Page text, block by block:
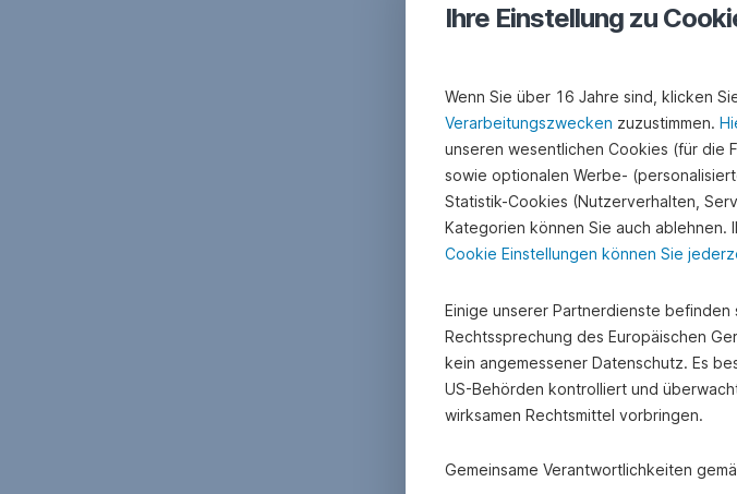
Ihre Einstellung zu
Wenn Sie über 16 Jahre sind, klicken
Verarbeitungszwecken zuzustimmen.
unseren wesentlichen Cookies (für die
sowie optionalen Werbe-
Statistik-Cookies (Nutzerverhalten,
Kategorien können Sie auch ablehnen.
Cookie Einstellungen können Sie
Einige unserer Partnerdienste befinden
Rechtssprechung des Europäischen
kein angemessener Datenschutz. Es
US-Behörden kontrolliert und
wirksamen Rechtsmittel vorbringen.
Gemeinsame Verantwortlichkeiten